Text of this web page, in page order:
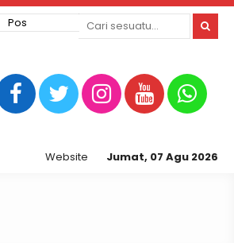
Jumat, 07 Agu 2026
Website Resmi Kepolisian Resor Tegal